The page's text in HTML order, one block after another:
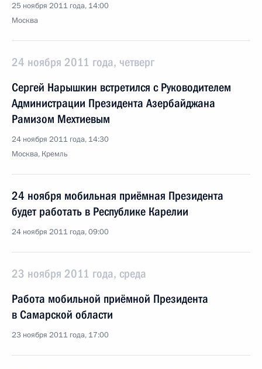
25 ноября 2011 года, 14:00
Москва
24 ноября 2011 года, четверг
Сергей Нарышкин встретился с Руководителем
Администрации Президента Азербайджана
Рамизом Мехтиевым
24 ноября 2011 года, 14:30
Москва, Кремль
24 ноября мобильная приёмная Президента
будет работать в Республике Карелии
24 ноября 2011 года, 09:00
23 ноября 2011 года, среда
Работа мобильной приёмной Президента
в Самарской области
23 ноября 2011 года, 17:00